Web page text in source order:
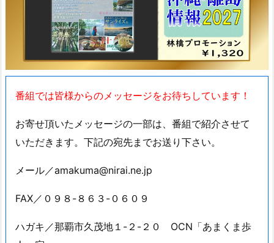
番組では皆様からのメッセージをお待ちしています！
お寄せ頂いたメッセージの一部は、番組で紹介させて
いただきます。下記の宛先までお送り下さい。
メール／amakuma@nirai.ne.jp
FAX／０９８-８６３-０６０９
ハガキ／那覇市久茂地１-２-２０ OCN「あまくま歩